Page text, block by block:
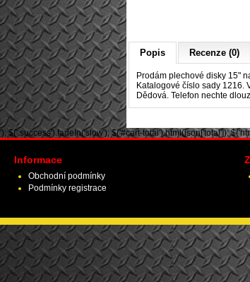
Popis Recenze (0)
Prodám plechové disky 15"
Katalogové číslo sady 1216.
Dědová. Telefon nechte
'); $('.success').fadeIn('slow'); $('#cart-total').html(json['total']);
Informace
Obchodní podmínky
Podmínky registrace